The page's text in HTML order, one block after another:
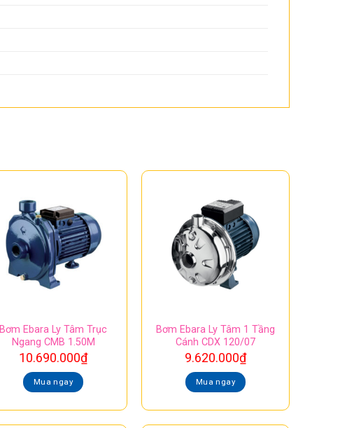
Bơm Ebara Ly Tâm Trục
Ngang CMB 1.50M
10.690.000₫
Mua ngay
Bơm Ebara Ly Tâm 1 Tầng
Cánh CDX 120/07
9.620.000₫
Mua ngay